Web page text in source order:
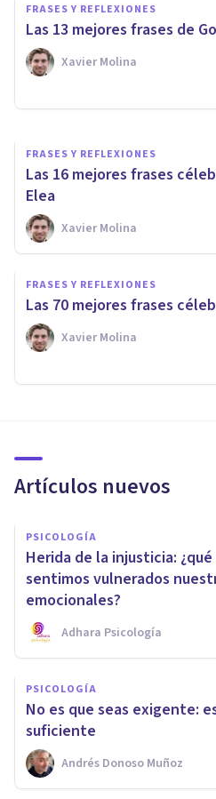
FRASES Y REFLEXIONES
Las 13 mejores frases de
Xavier Molina
Las 35 mejores
Heráclito, el
FRASES Y REFLEXIONES
Las 16 mejores frases
Elea
Xavier Molina
FRASES Y REFLEXIONES
Las 70 mejores frases
Xavier Molina
Artículos nuevos
PSICOLOGÍA
Herida de la injusticia:
sentimos vulnerados
emocionales?
Adhara Psicología
PSICOLOGÍA
No es que seas exigente:
suficiente
Andrés Donoso Muñoz